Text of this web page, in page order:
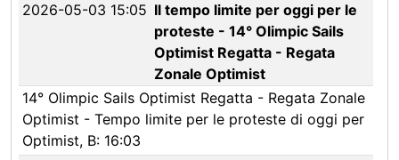
2026-05-03 15:05 Il tempo limite per oggi per le
proteste - 14° Olimpic Sails
Optimist Regatta - Regata
Zonale Optimist
14° Olimpic Sails Optimist Regatta - Regata Zonale
Optimist - Tempo limite per le proteste di oggi per
Optimist, B: 16:03